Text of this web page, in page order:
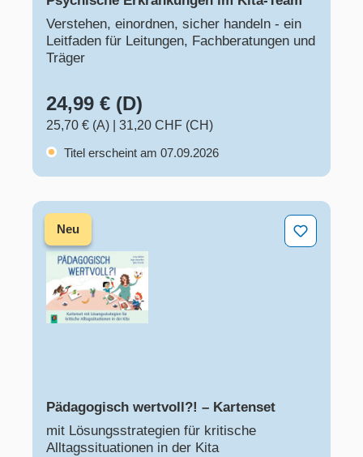
Verstehen, einordnen, sicher handeln - ein
Leitfaden für Leitungen, Fachberatungen und
Träger
24,99 € (D)
25,70 € (A)
31,20 CHF (CH)
Titel erscheint am 07.09.2026
Pädagogisch wertvoll?! – Kartenset
Neu
Pädagogisch wertvoll?! – Kartenset
mit Lösungsstrategien für kritische
Alltagssituationen in der Kita